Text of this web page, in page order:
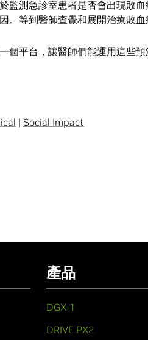
監測急診室患者是否會出現敗
。等到醫師查覺和展開治療敗血
個平台，讓醫師們能運用這些預
| Social Impact
產品
DGX-1
DRIVE PX2